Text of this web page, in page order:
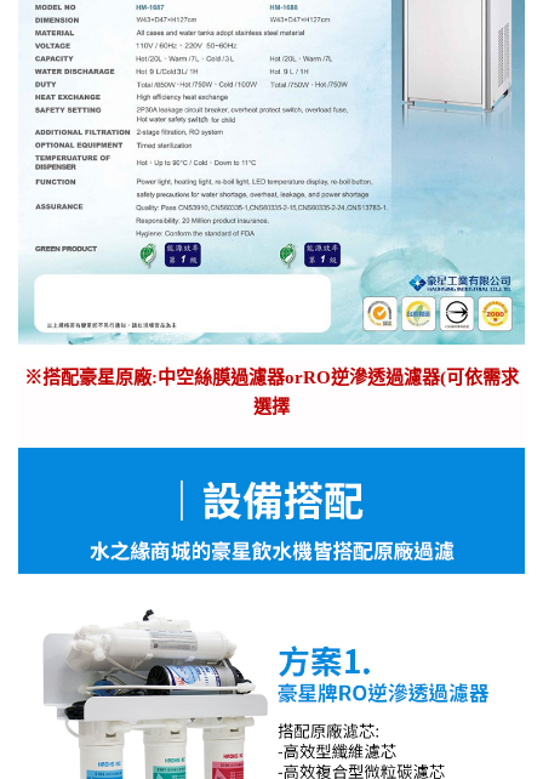
※搭配豪星原廠:中空絲膜過濾器orRO逆滲透過濾器(可依需求
選擇